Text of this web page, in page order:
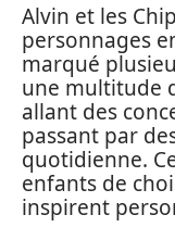
Alvin et les
personnages
marqué
une multitude
allant des
passant par
quotidienne.
enfants de
inspirent